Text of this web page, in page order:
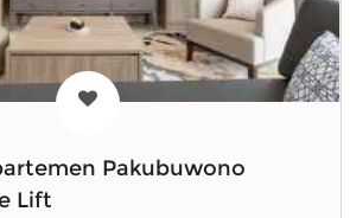
Pakubuwono
Lift